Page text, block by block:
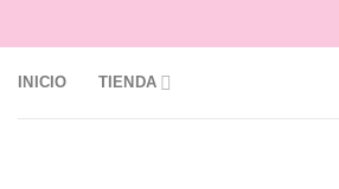
to
content
INICIO TIENDA